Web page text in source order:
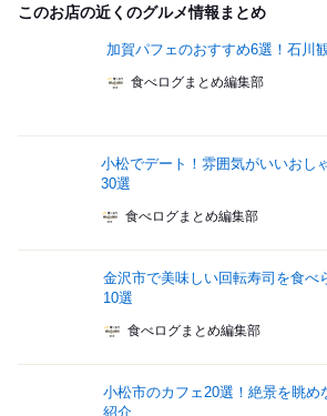
このお店の近くのグルメ情報まとめ
加賀パフェのおすすめ6選！石川
食べログまとめ編集部
小松でデート！雰囲気がいいおし
30選
食べログまとめ編集部
金沢市で美味しい回転寿司を食べ
10選
食べログまとめ編集部
小松市のカフェ20選！絶景を眺め
紹介